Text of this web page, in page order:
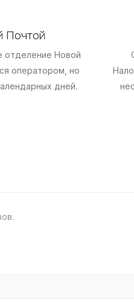
Почтой
отделение Новой
оператором, но
дней.